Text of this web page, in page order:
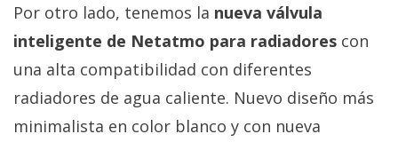
Por otro lado, tenemos la nueva válvula
inteligente de Netatmo para radiadores con
una alta compatibilidad con diferentes
radiadores de agua caliente. Nuevo diseño más
minimalista en color blanco y con nueva